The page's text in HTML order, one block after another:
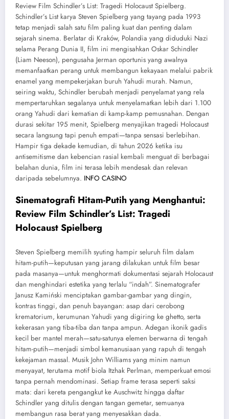
Review Film Schindler’s List: Tragedi Holocaust Spielberg.
Schindler’s List karya Steven Spielberg yang tayang pada 1993
tetap menjadi salah satu film paling kuat dan penting dalam
sejarah sinema. Berlatar di Kraków, Polandia yang diduduki Nazi
selama Perang Dunia II, film ini mengisahkan Oskar Schindler
(Liam Neeson), pengusaha Jerman oportunis yang awalnya
memanfaatkan perang untuk membangun kekayaan melalui pabrik
enamel yang mempekerjakan buruh Yahudi murah. Namun,
seiring waktu, Schindler berubah menjadi penyelamat yang rela
mempertaruhkan segalanya untuk menyelamatkan lebih dari 1.100
orang Yahudi dari kematian di kamp-kamp pemusnahan. Dengan
durasi sekitar 195 menit, Spielberg menyajikan tragedi Holocaust
secara langsung tapi penuh empati—tanpa sensasi berlebihan.
Hampir tiga dekade kemudian, di tahun 2026 ketika isu
antisemitisme dan kebencian rasial kembali menguat di berbagai
belahan dunia, film ini terasa lebih mendesak dan relevan
daripada sebelumnya. INFO CASINO
Sinematografi Hitam-Putih yang Menghantui:
Review Film Schindler’s List: Tragedi
Holocaust Spielberg
Steven Spielberg memilih syuting hampir seluruh film dalam
hitam-putih—keputusan yang jarang dilakukan untuk film besar
pada masanya—untuk menghormati dokumentasi sejarah Holocaust
dan menghindari estetika yang terlalu “indah”. Sinematografer
Janusz Kamiński menciptakan gambar-gambar yang dingin,
kontras tinggi, dan penuh bayangan: asap dari cerobong
krematorium, kerumunan Yahudi yang digiring ke ghetto, serta
kekerasan yang tiba-tiba dan tanpa ampun. Adegan ikonik gadis
kecil ber mantel merah—satu-satunya elemen berwarna di tengah
hitam-putih—menjadi simbol kemanusiaan yang rapuh di tengah
kekejaman massal. Musik John Williams yang minim namun
menyayat, terutama motif biola Itzhak Perlman, memperkuat emosi
tanpa pernah mendominasi. Setiap frame terasa seperti saksi
mata: dari kereta pengangkut ke Auschwitz hingga daftar
Schindler yang ditulis dengan tangan gemetar, semuanya
membangun rasa berat yang menyesakkan dada.